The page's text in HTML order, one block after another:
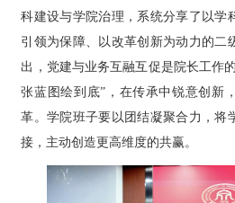
科建设与学院治理，系统分享了以学
引领为保障、以改革创新为动力的二
出，党建与业务互融互促是院长工作
张蓝图绘到底”，在传承中锐意创新
革。学院班子要以团结凝聚合力，将
接，主动创造更高维度的共赢。